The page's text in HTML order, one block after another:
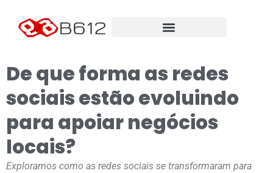
De que forma as redes
sociais estão evoluindo
para apoiar negócios
locais?
Exploramos como as redes sociais se transformaram para